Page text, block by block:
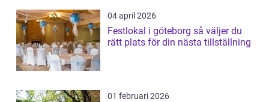
04 april 2026
Festlokal i göteborg så väljer du
rätt plats för din nästa tillställning
01 februari 2026